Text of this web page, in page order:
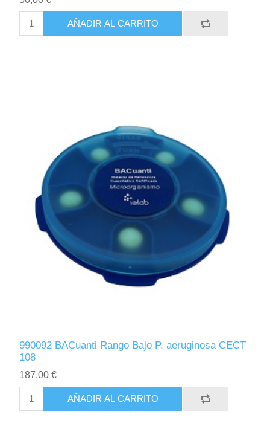
AÑADIR AL CARRITO
990092 BACuanti Rango Bajo P. aeruginosa CECT
108
187,00 €
AÑADIR AL CARRITO